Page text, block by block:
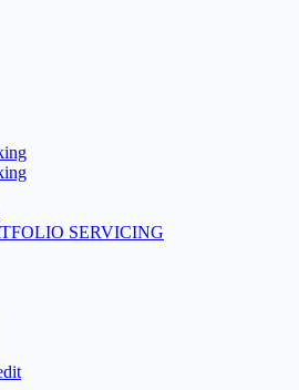
SERVICING